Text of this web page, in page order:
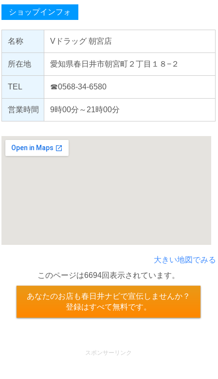
ショップインフォ
名称 Vドラッグ 朝宮店
所在地 愛知県春日井市朝宮町２丁目１８−２
TEL ☎0568-34-6580
営業時間 9時00分～21時00分
大きい地図でみる
このページは6694回表示されています。
あなたのお店も春日井ナビで宣伝しませんか？
登録はすべて無料です。
スポンサーリンク